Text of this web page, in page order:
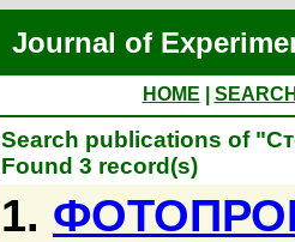
Journal of
HOME
Search publications of
Found 3 record(s)
1.